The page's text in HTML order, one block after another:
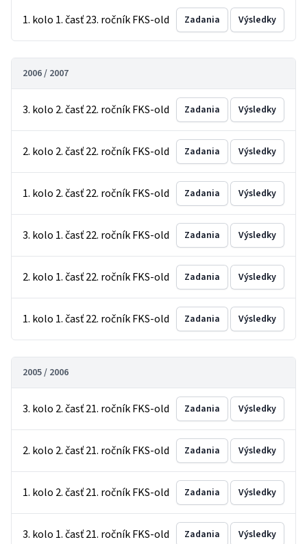
1. kolo 1. časť 23. ročník FKS-old Zadania Výsledky
2006 / 2007
3. kolo 2. časť 22. ročník FKS-old Zadania Výsledky
2. kolo 2. časť 22. ročník FKS-old Zadania Výsledky
1. kolo 2. časť 22. ročník FKS-old Zadania Výsledky
3. kolo 1. časť 22. ročník FKS-old Zadania Výsledky
2. kolo 1. časť 22. ročník FKS-old Zadania Výsledky
1. kolo 1. časť 22. ročník FKS-old Zadania Výsledky
2005 / 2006
3. kolo 2. časť 21. ročník FKS-old Zadania Výsledky
2. kolo 2. časť 21. ročník FKS-old Zadania Výsledky
1. kolo 2. časť 21. ročník FKS-old Zadania Výsledky
3. kolo 1. časť 21. ročník FKS-old Zadania Výsledky